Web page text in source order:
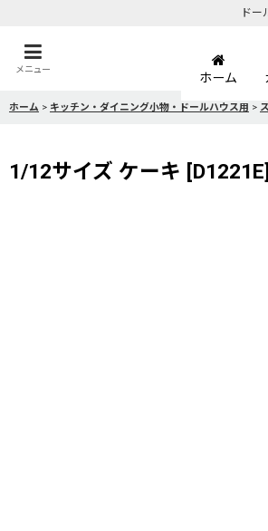
ド
メニュー
ホーム
ホーム > キッチン・ダイニング小物・ドールハウス用 >
1/12サイズ ケーキ [D1221E]